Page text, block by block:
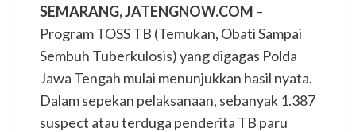
SEMARANG, JATENGNOW.COM –
Program TOSS TB (Temukan, Obati Sampai
Sembuh Tuberkulosis) yang digagas Polda
Jawa Tengah mulai menunjukkan hasil nyata.
Dalam sepekan pelaksanaan, sebanyak 1.387
suspect atau terduga penderita TB paru